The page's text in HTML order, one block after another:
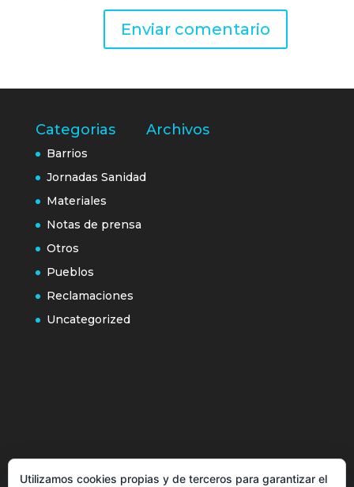
Categorias
Barrios
Jornadas Sanidad
Materiales
Notas de prensa
Otros
Pueblos
Reclamaciones
Uncategorized
Archivos
Utilizamos cookies propias y de terceros para garantizar el